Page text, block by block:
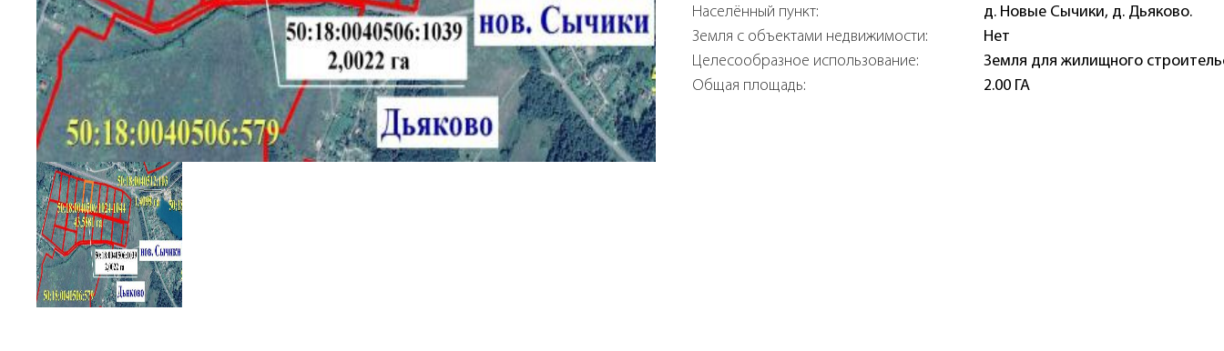
Населённый пункт:
д. Новые Сычики, д. Дьяково.
Земля с объектами недвижимости:
Нет
Целесообразное использование:
Земля для жилищного
Общая площадь:
2.00 ГА